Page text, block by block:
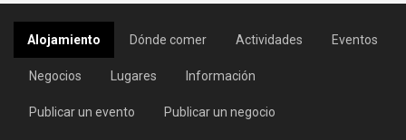
Alojamiento Dónde comer Actividades Eventos
Negocios Lugares Información
Publicar un evento Publicar un negocio